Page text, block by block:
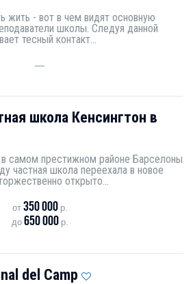
жить - вот в чем видят основную
школы. Следуя данной
тесный контакт...
—
школа Кенсингтон в
самом престижном районе Барселоны
частная школа переехала в новое
открыто...
от350 000 р.
до650 000 р.
del Camp